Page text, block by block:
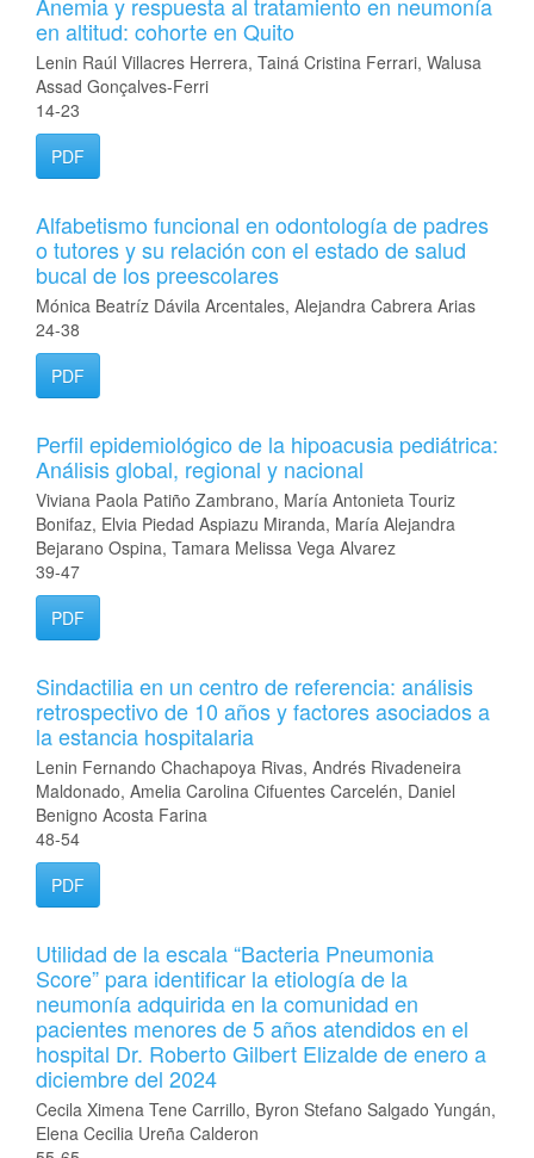
en altitud: cohorte en Quito
Lenin Raúl Villacres Herrera, Tainá Cristina Ferrari, Walusa
Assad Gonçalves-Ferri
14-23
PDF
Alfabetismo funcional en odontología de padres
o tutores y su relación con el estado de salud
bucal de los preescolares
Mónica Beatríz Dávila Arcentales, Alejandra Cabrera Arias
24-38
PDF
Perfil epidemiológico de la hipoacusia pediátrica:
Análisis global, regional y nacional
Viviana Paola Patiño Zambrano, María Antonieta Touriz
Bonifaz, Elvia Piedad Aspiazu Miranda, María Alejandra
Bejarano Ospina, Tamara Melissa Vega Alvarez
39-47
PDF
Sindactilia en un centro de referencia: análisis
retrospectivo de 10 años y factores asociados a
la estancia hospitalaria
Lenin Fernando Chachapoya Rivas, Andrés Rivadeneira
Maldonado, Amelia Carolina Cifuentes Carcelén, Daniel
Benigno Acosta Farina
48-54
PDF
Utilidad de la escala “Bacteria Pneumonia
Score” para identificar la etiología de la
neumonía adquirida en la comunidad en
pacientes menores de 5 años atendidos en el
hospital Dr. Roberto Gilbert Elizalde de enero a
diciembre del 2024
Cecila Ximena Tene Carrillo, Byron Stefano Salgado Yungán,
Elena Cecilia Ureña Calderon